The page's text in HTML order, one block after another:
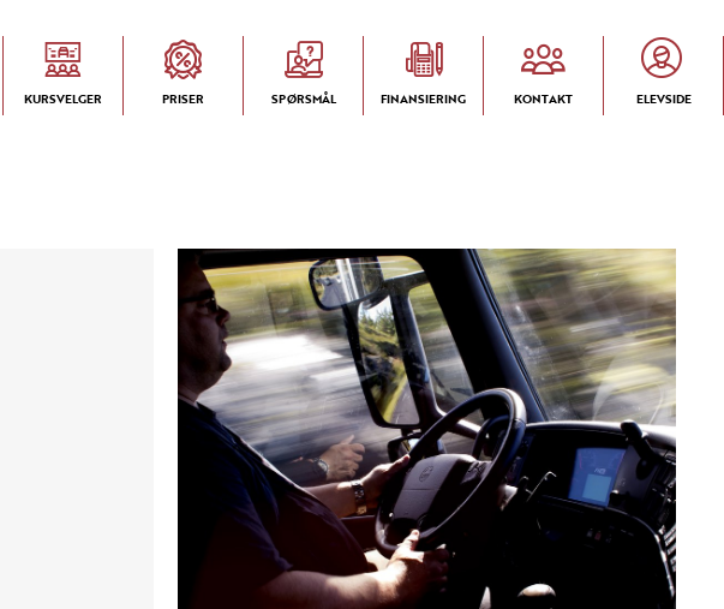
KURSVELGER PRISER SPØRSMÅL FINANSIERING KONTAKT ELEVSIDE